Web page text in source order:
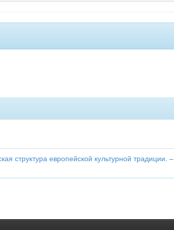
структура европейской культурной традиции. –